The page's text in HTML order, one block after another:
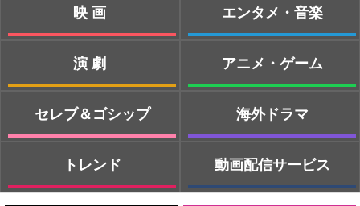
映画
演劇
セレブ＆ゴシップ
トレンド
エンタメ・音楽
アニメ・ゲーム
海外ドラマ
動画配信サービス